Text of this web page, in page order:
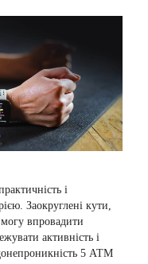
і
Заокруглені кути,
впровадити
активність і
5 АТМ